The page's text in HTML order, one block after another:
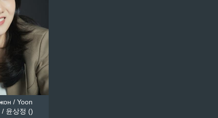
/ Yoon
윤상정 ()